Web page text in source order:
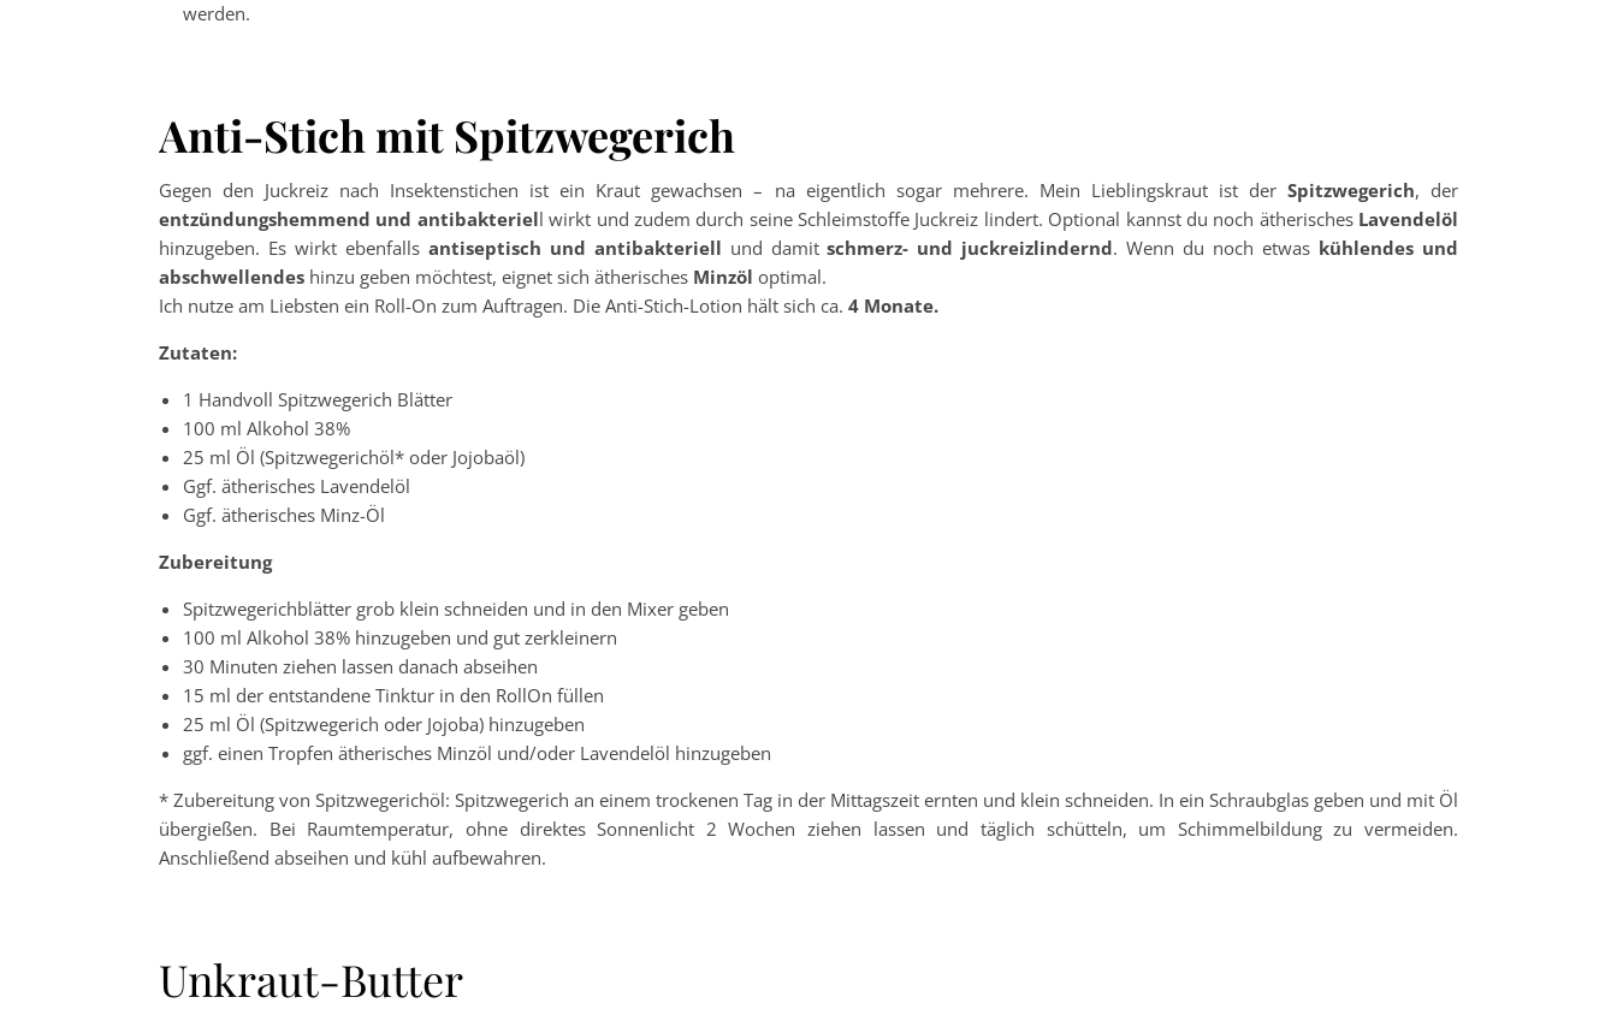
werden.
Anti-Stich mit Spitzwegerich
Gegen den Juckreiz nach Insektenstichen ist ein Kraut gewachsen – na eigentlich sogar mehrere. Mein Lieblingskraut ist der Spitzwegerich, der
entzündungshemmend und antibakteriell wirkt und zudem durch seine Schleimstoffe Juckreiz lindert. Optional kannst du noch ätherisches Lavendelöl
hinzugeben. Es wirkt ebenfalls antiseptisch und antibakteriell und damitschmerz- und juckreizlindernd. Wenn du noch etwas kühlendes und
abschwellendes hinzu geben möchtest, eignet sich ätherisches Minzöl optimal.
Ich nutze am Liebsten ein Roll-On zum Auftragen. Die Anti-Stich-Lotion hält sich ca. 4 Monate.
Zutaten:
1 Handvoll Spitzwegerich Blätter
100 ml Alkohol 38%
25 ml Öl (Spitzwegerichöl* oder Jojobaöl)
Ggf. ätherisches Lavendelöl
Ggf. ätherisches Minz-Öl
Zubereitung
Spitzwegerichblätter grob klein schneiden und in den Mixer geben
100 ml Alkohol 38% hinzugeben und gut zerkleinern
30 Minuten ziehen lassen danach abseihen
15 ml der entstandene Tinktur in den RollOn füllen
25 ml Öl (Spitzwegerich oder Jojoba) hinzugeben
ggf. einen Tropfen ätherisches Minzöl und/oder Lavendelöl hinzugeben
* Zubereitung von Spitzwegerichöl: Spitzwegerich an einem trockenen Tag in der Mittagszeit ernten und klein schneiden. In ein Schraubglas geben und mit Öl
übergießen. Bei Raumtemperatur, ohne direktes Sonnenlicht 2 Wochen ziehen lassen und täglich schütteln, um Schimmelbildung zu vermeiden.
Anschließend abseihen und kühl aufbewahren.
Unkraut-Butter